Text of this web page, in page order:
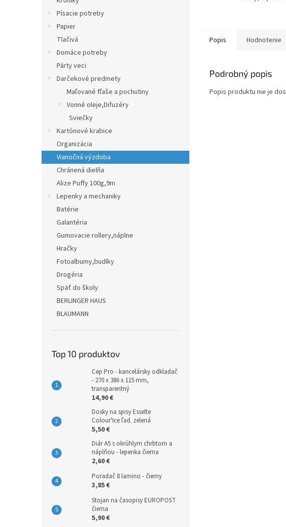
Písacie potreby
Papier
Tlačivá
Domáce potreby
Párty veci
Darčekové predmety
Maľované fľaše a pochutiny
Vonné oleje,Difuzéry
Sviečky
Kartónové krabice
Organizácia
Vianočná výzdoba
Chránená dielňa
Alize Puffy 100g,9m
Lepenky a mechaniky
Batérie
Galantéria
Gumovacie rollery,náplne
Hračky
Fotoalbumy,budíky
Drogéria
Späť do školy
BERLINGER HAUS
BLAUMANN
Top 10 produktov
Cep Pro - kancelársky odkladač
- 270 x 386 x 115 mm,
transparentný
14,90 €
Dosky na spisy Esselte
Colour'Ice ľad. zelená
5,50 €
Diár A5 s okrúhlym chrbtom a
náplňou - lepenka čierna
2,60 €
Poradač 8 lamino - čierny
3,85 €
Stojan na časopisy EUROPOST
čierna
5,90 €
Popis Hodnotenie
Podrobný popis
Popis produktu nie je